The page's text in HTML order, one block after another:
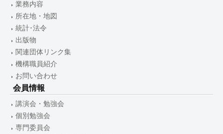
業務内容
所在地・地図
統計･法令
出版物
関連団体リンク集
機構職員紹介
お問い合わせ
会員情報
講演会・勉強会
個別勉強会
専門委員会